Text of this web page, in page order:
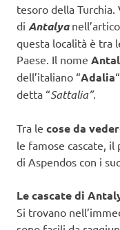
tesoro della
di Antalya
questa località è tra
Paese. Il nome
dell’italiano “Adalia
detta “Sattalia”.
Tra le cose da
le famose cascate,
di Aspendos con i
Le cascate di
Si trovano